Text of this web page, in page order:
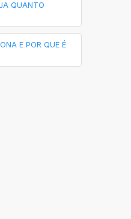
QUANTO
E POR QUE É